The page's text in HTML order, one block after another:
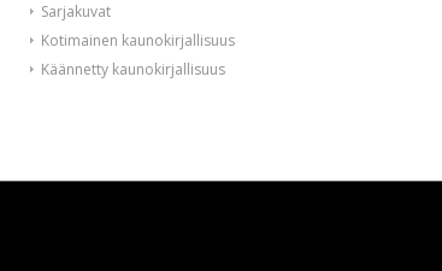
Sarjakuvat
Kotimainen kaunokirjallisuus
Käännetty kaunokirjallisuus